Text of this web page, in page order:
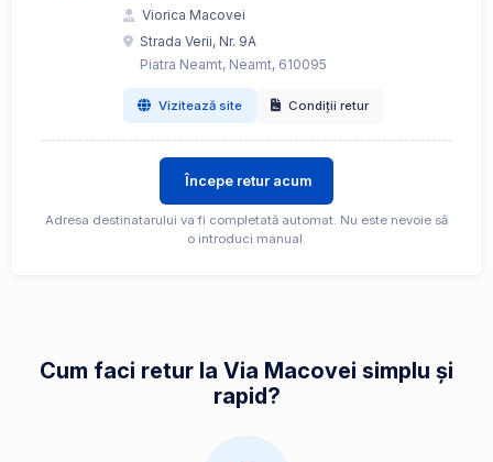
Viorica Macovei
Strada Verii, Nr. 9A
Piatra Neamt, Neamt, 610095
Vizitează site Condiții retur
Începe retur acum
Adresa destinatarului va fi completată automat. Nu este nevoie să
o introduci manual.
Cum faci retur la Via Macovei simplu și
rapid?